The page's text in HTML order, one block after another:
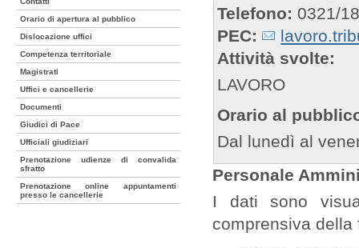
Telefono:0321/
PEC:
Attività svolte:
LAVORO
Orario al
Dal lunedì al
Personale
I dati sono
comprensiva
Orario di apertura al pubblico
Dislocazione uffici
Competenza territoriale
Magistrati
Uffici e cancellerie
Documenti
Giudici di Pace
Ufficiali giudiziari
Prenotazione udienze di convalida
sfratto
Prenotazione online appuntamenti
presso le cancellerie